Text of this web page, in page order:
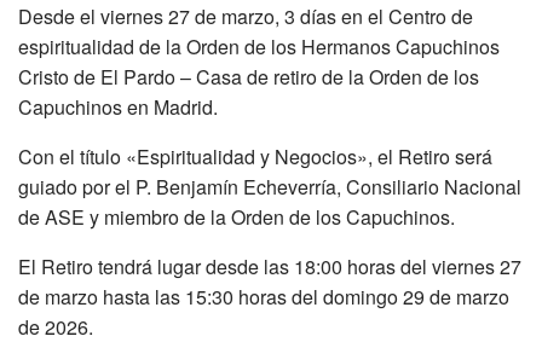
Desde el viernes 27 de marzo, 3 días en el Centro de
espiritualidad de la Orden de los Hermanos Capuchinos
Cristo de El Pardo – Casa de retiro de la Orden de los
Capuchinos en Madrid.
Con el título «Espiritualidad y Negocios», el Retiro será
guiado por el P. Benjamín Echeverría, Consiliario Nacional
de ASE y miembro de la Orden de los Capuchinos.
El Retiro tendrá lugar desde las 18:00 horas del viernes 27
de marzo hasta las 15:30 horas del domingo 29 de marzo
de 2026.